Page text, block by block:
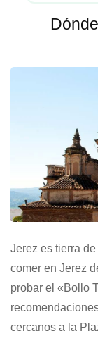
Jerez es tierra
comer en Jerez
probar el «Bollo
cercanos a la